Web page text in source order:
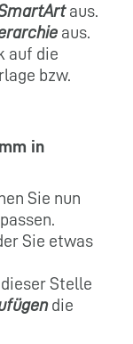
aus.
aus.
auf die
bzw.
in
Sie nun
Sie etwas
Stelle
die